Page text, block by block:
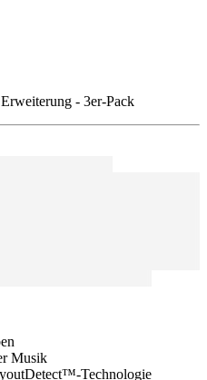
- 3er-Pack
Musik
Technologie